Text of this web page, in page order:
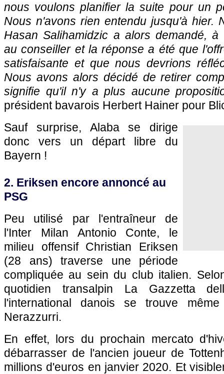
nous voulons planifier la suite pour un
Nous n'avons rien entendu jusqu'à hier.
Hasan Salihamidzic a alors demandé, à
au conseiller et la réponse a été que
satisfaisante et que nous devrions
Nous avons alors décidé de retirer
signifie qu'il n'y a plus aucune
président bavarois Herbert Hainer pour
Sauf surprise, Alaba se dirige
donc vers un départ libre du
Bayern !
2. Eriksen encore annoncé au
PSG
Peu utilisé par l'entraîneur de
l'Inter Milan Antonio Conte, le
milieu offensif Christian Eriksen
(28 ans) traverse une période
compliquée au sein du club italien.
quotidien transalpin La Gazzetta
l'international danois se trouve
Nerazzurri.
En effet, lors du prochain mercato
débarrasser de l'ancien joueur de
millions d'euros en janvier 2020. Et